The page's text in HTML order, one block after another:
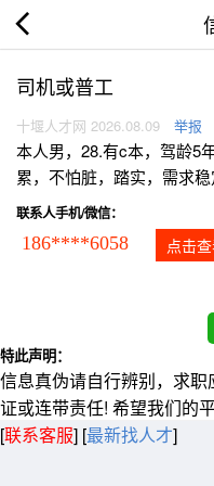
司机或普工
十堰人才网 2026.08.09 举报
本人男，28.有c本，驾龄5
累，不怕脏，踏实，需求
联系人手机/微信：
186****6058 点击
特此声明：
信息真伪请自行辨别，求
证或连带责任! 希望我们的
[联系客服] [最新找人才]